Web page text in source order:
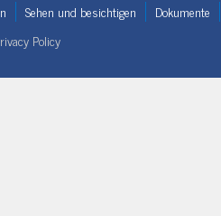
Sehen und besichtigen Dokumente
Policy